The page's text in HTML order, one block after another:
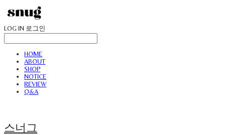
LOG IN 로그인
HOME
ABOUT
SHOP
NOTICE
REVIEW
Q&A
스너그